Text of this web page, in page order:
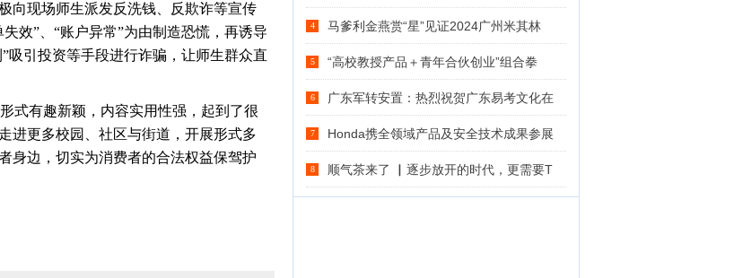
向现场师生派发反洗钱、反欺诈等宣传
效”、“账户异常”为由制造恐慌，再诱导
吸引投资等手段进行诈骗，让师生群众直
式有趣新颖，内容实用性强，起到了很
进更多校园、社区与街道，开展形式多
身边，切实为消费者的合法权益保驾护
4 马爹利金燕赏“星”见证2024广州米其林
5 “高校教授产品＋青年合伙创业”组合拳
6 广东军转安置：热烈祝贺广东易考文化在
7 Honda携全领域产品及安全技术成果参展
8 顺气茶来了 ▏逐步放开的时代，更需要T